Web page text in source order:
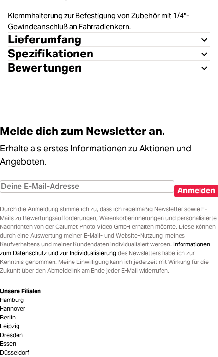
Klemmhalterung zur Befestigung von Zubehör mit 1/4"-
Gewindeanschluß an Fahrradlenkern.
Lieferumfang
Spezifikationen
Bewertungen
Melde dich zum Newsletter an.
Erhalte als erstes Informationen zu Aktionen und
Angeboten.
Anmelden
Durch die Anmeldung stimme ich zu, dass ich regelmäßig Newsletter sowie E-
Mails zu Bewertungsaufforderungen, Warenkorberinnerungen und personalisierte
Nachrichten von der Calumet Photo Video GmbH erhalten möchte. Diese können
durch eine Auswertung meiner E-Mail- und Website-Nutzung, meines
Kaufverhaltens und meiner Kundendaten individualisiert werden. Informationen
zum Datenschutz und zur Individualisierung des Newsletters habe ich zur
Kenntnis genommen. Meine Einwilligung kann ich jederzeit mit Wirkung für die
Zukunft über den Abmeldelink am Ende jeder E-Mail widerrufen.
Unsere Filialen
Hamburg
Hannover
Berlin
Leipzig
Dresden
Essen
Düsseldorf